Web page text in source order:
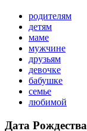
родителям
детям
маме
мужчине
друзьям
девочке
бабушке
семье
любимой
Дата Рождества